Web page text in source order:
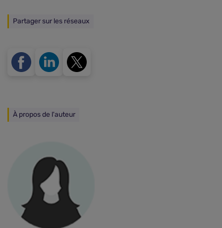
Partager sur les réseaux
À propos de l'auteur